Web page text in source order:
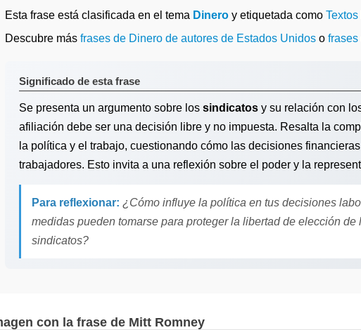
Esta frase está clasificada en el tema Dinero y etiquetada como
Descubre más frases de Dinero de autores de Estados Unidos o frases
Significado de esta frase
Se presenta un argumento sobre los sindicatos y su relación con
afiliación debe ser una decisión libre y no impuesta. Resalta la
la política y el trabajo, cuestionando cómo las decisiones
trabajadores. Esto invita a una reflexión sobre el poder y la
Para reflexionar: ¿Cómo influye la política en tus decisiones
medidas pueden tomarse para proteger la libertad de elección de
sindicatos?
con la frase de Mitt Romney